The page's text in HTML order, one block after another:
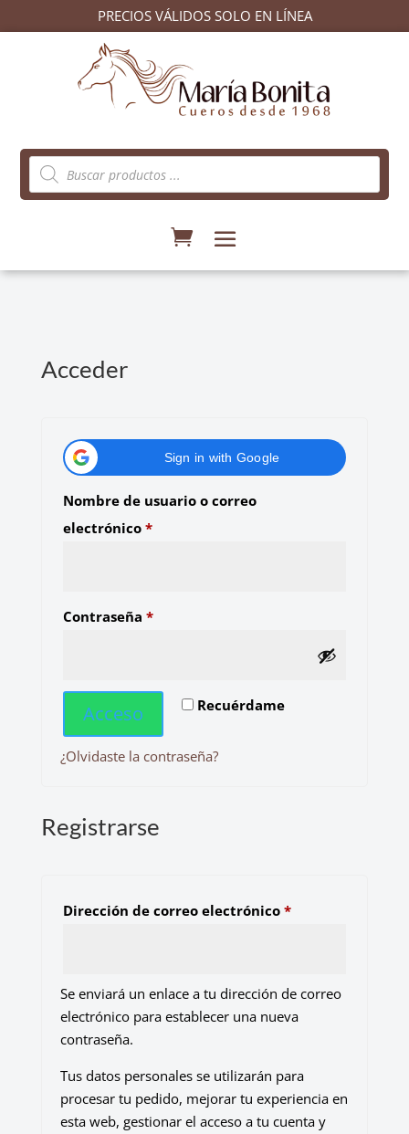
PRECIOS VÁLIDOS SOLO EN LÍNEA
Búsqueda
de
productos
Acceder
Sign in with Google
Nombre de usuario o correo
electrónico *Obligatorio
Contraseña *Obligatorio
Recuérdame
Acceso
¿Olvidaste la contraseña?
Registrarse
Dirección de correo electrónico *Obligatorio
Se enviará un enlace a tu dirección de correo
electrónico para establecer una nueva
contraseña.
Tus datos personales se utilizarán para
procesar tu pedido, mejorar tu experiencia en
esta web, gestionar el acceso a tu cuenta y